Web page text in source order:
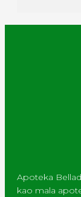
Apoteka
kao mala